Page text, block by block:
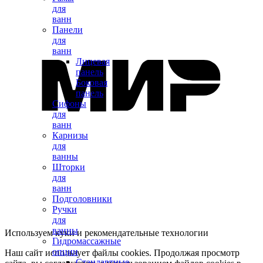
для
ванн
Панели
для
ванн
Лицевая
панель
Боковая
панель
Сифоны
для
ванн
Карнизы
для
ванны
Шторки
для
ванн
Подголовники
Ручки
для
ванны
Гидромассажные
опции
Используем куки и рекомендательные технологии
Наш сайт использует файлы cookies. Продолжая просмотр